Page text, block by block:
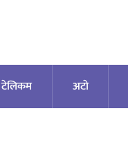
टेलिकम अटाे